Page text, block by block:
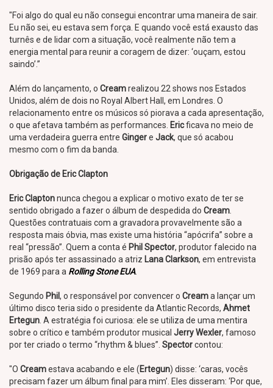
"Foi algo do qual eu não consegui encontrar uma maneira de sair.
Eu não sei, eu estava sem força. E quando você está exausto das
turnês e de lidar com a situação, você realmente não tem a
energia mental para reunir a coragem de dizer: ‘ouçam, estou
saindo’.”
Além do lançamento, o Creamrealizou 22 shows nos Estados
Unidos, além de dois no Royal Albert Hall, em Londres. O
relacionamento entre os músicos só piorava a cada apresentação,
o que afetava também as performances. Ericficava no meio de
uma verdadeira guerra entre Gingere Jack, que só acabou
mesmo com o fim da banda.
Obrigação de Eric Clapton
Eric Claptonnunca chegou a explicar o motivo exato de ter se
sentido obrigado a fazer o álbum de despedida do Cream
Questões contratuais com a gravadora provavelmente são a
resposta mais óbvia, mas existe uma história “apócrifa” sobre a
real “pressão”. Quem a conta é Phil Spector, produtor falecido na
prisão após ter assassinado a atriz Lana Clarkson, em entrevista
de 1969 para a Rolling Stone EUA.
Segundo Phil, o responsável por convencer o Creama lançar um
último disco teria sido o presidente da Atlantic Records, Ahmet
Ertegun . A estratégia foi curiosa: ele se utiliza de uma mentira
sobre o crítico e também produtor musical Jerry Wexler, famoso
por ter criado o termo “rhythm & blues”. Spectorcontou:
"O Creamestava acabando e ele (Ertegun) disse: ‘caras, vocês
precisam fazer um álbum final para mim’. Eles disseram: ‘Por que,